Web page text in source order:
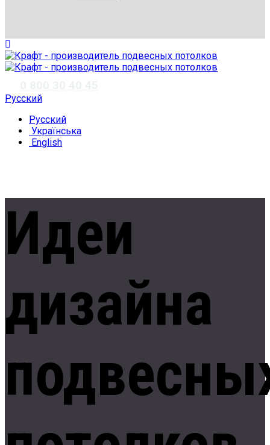
Русский
Русский
Українська
English
Идеи
дизайна